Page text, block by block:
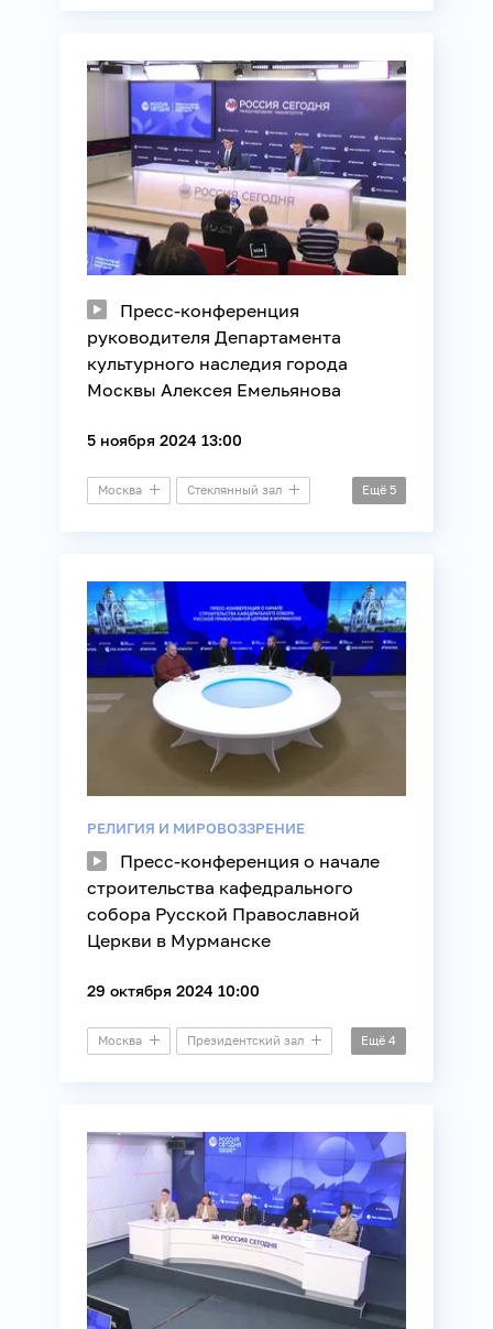
Технологии
Пресс-конференция
руководителя Департамента
культурного наследия города
Москвы Алексея Емельянова
5 ноября 2024 13:00
Москва Стеклянный зал
Молодежная политика
Общество
Ещё 5
РЕЛИГИЯ И МИРОВОЗЗРЕНИЕ
Пресс-конференция о начале
строительства кафедрального
собора Русской Православной
Церкви в Мурманске
29 октября 2024 10:00
Москва Президентский зал
Строительство
Ещё 4